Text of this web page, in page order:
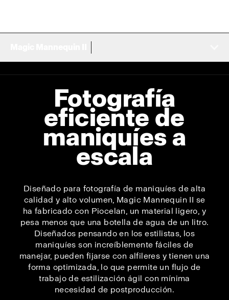
Fotografía
eficiente de
maniquíes a
escala
Diseñado para fotografía de maniquíes de alta
calidad y alto volumen, Magic Mannequin II se
ha fabricado con Piocelan, un material ligero, y
pesa menos que una botella de agua de un litro.
Diseñados pensando en los estilistas, los
maniquíes son increíblemente fáciles de
manejar, pueden fijarse con alfileres y tienen una
forma optimizada, lo que permite un flujo de
trabajo de estilización ágil con mínima
necesidad de postproducción.